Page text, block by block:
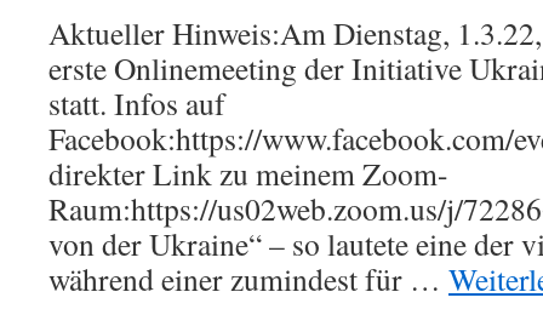
Aktueller Hinweis:Am Dienstag,
erste Onlinemeeting der Initiative
statt. Infos auf
Facebook:https://www.facebook.com/
direkter Link zu meinem Zoom-
Raum:https://us02web.zoom.us/j/
von der Ukraine“ – so lautete eine der
während einer zumindest für …